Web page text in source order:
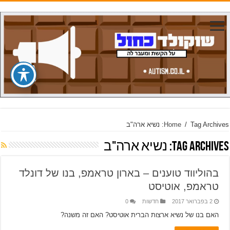
Home / Tag Archives: נשיא ארה"ב
Tag Archives: נשיא ארה"ב
בהוליווד טוענים – בארון טראמפ, בנו של דונלד
טראמפ, אוטיסט
2 בפברואר 2017 חדשות 0
האם בנו של נשיא ארצות הברית אוטיסט? האם זה משנה?